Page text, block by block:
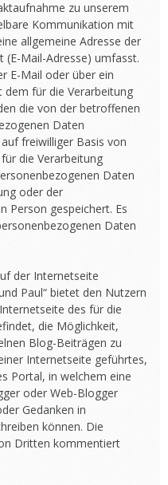
zu unserem
Kommunikation mit
allgemeine Adresse der
Mail-Adresse) umfasst.
E-Mail oder über ein
für die Verarbeitung
die von der betroffenen
Daten
freiwilliger Basis von
die Verarbeitung
Daten
oder der
Person gespeichert. Es
Daten
der Internetseite
Paul“ bietet den Nutzern
des für die
die Möglichkeit,
Blog-Beiträgen zu
Internetseite geführtes,
Portal, in welchem eine
oder Web-Blogger
Gedanken in
können. Die
Dritten kommentiert